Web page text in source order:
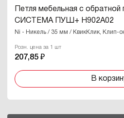
Петля мебельная с
СИСТЕМА ПУШ+ H902A02
Ni - Никель / 35 мм / КвикКлик, Клип-
Розн. цена за 1 шт
207,85 ₽
В